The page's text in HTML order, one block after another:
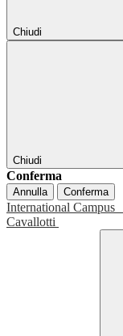
Chiudi
Chiudi
Conferma
Annulla Conferma
International Campus
Cavallotti